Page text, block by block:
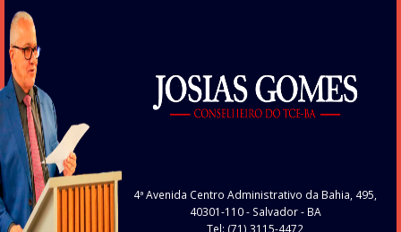
4ª Avenida Centro Administrativo da Bahia, 495,
40301-110- Salvador - BA
Tel: (71) 3115-4472